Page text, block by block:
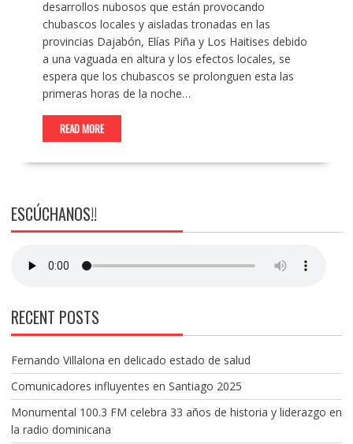
desarrollos nubosos que están provocando
chubascos locales y aisladas tronadas en las
provincias Dajabón, Elías Piña y Los Haitises debido
a una vaguada en altura y los efectos locales, se
espera que los chubascos se prolonguen esta las
primeras horas de la noche…
READ MORE
ESCÚCHANOS!!
RECENT POSTS
Fernando Villalona en delicado estado de salud
Comunicadores influyentes en Santiago 2025
Monumental 100.3 FM celebra 33 años de historia y liderazgo en
la radio dominicana